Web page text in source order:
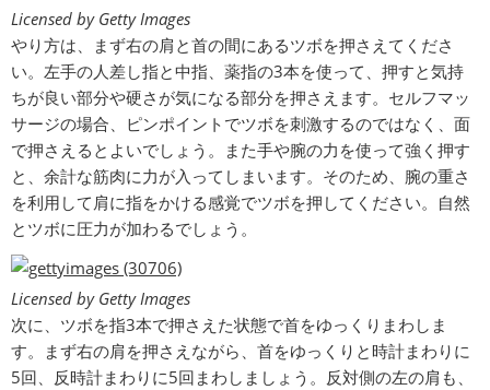
Licensed by Getty Images
やり方は、まず右の肩と首の間にあるツボを押さえてくださ
い。左手の人差し指と中指、薬指の3本を使って、押すと気持
ちが良い部分や硬さが気になる部分を押さえます。セルフマッ
サージの場合、ピンポイントでツボを刺激するのではなく、面
で押さえるとよいでしょう。また手や腕の力を使って強く押す
と、余計な筋肉に力が入ってしまいます。そのため、腕の重さ
を利用して肩に指をかける感覚でツボを押してください。自然
とツボに圧力が加わるでしょう。
Licensed by Getty Images
次に、ツボを指3本で押さえた状態で首をゆっくりまわしま
す。まず右の肩を押さえながら、首をゆっくりと時計まわりに
5回、反時計まわりに5回まわしましょう。反対側の左の肩も、